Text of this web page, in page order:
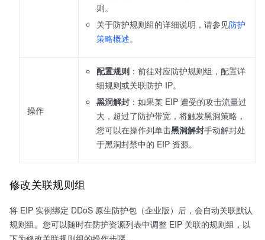
则。
关于防护规则组的详细说明，请参见防护
策略概述。
操作
配置规则：前往对应防护规则组，配置详
细规则或关联防护 IP。
黑洞解封：如果某 EIP 遭受的攻击流量过
大，超过了防护带宽，将触发黑洞策略，
您可以在操作列单击黑洞解封手动解封处
于黑洞封禁中的 EIP 资源。
修改关联规则组
将 EIP 实例绑定 DDoS 原生防护包（企业版）后，会自动关联默认
规则组。您可以随时在防护资源列表中调整 EIP 关联的规则组，以